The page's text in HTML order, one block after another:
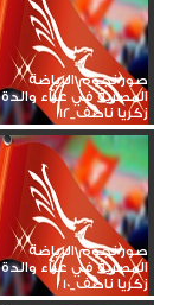
صور نجوم الرياضة
المصرية في عزاء والدة
زكريا ناصف_12
صور نجوم الرياضة
المصرية في عزاء والدة
زكريا ناصف_10